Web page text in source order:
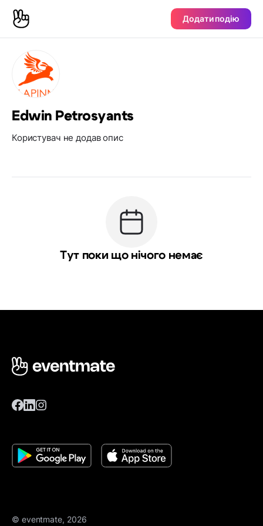
Додати подію
Edwin Petrosyants
Користувач не додав опис
Тут поки що нічого немає
© eventmate, 2026